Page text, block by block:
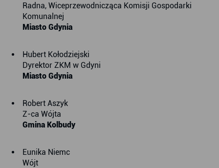
Radna, Wiceprzewodnicząca Komisji Gospodarki
Komunalnej
Miasto Gdynia
Hubert Kołodziejski
Dyrektor ZKM w Gdyni
Miasto Gdynia
Robert Aszyk
Z-ca Wójta
Gmina Kolbudy
Eunika Niemc
Wójt